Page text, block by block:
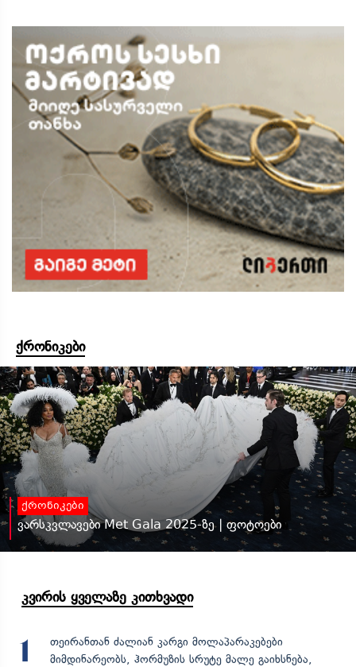
ქრონიკები
ქრონიკები
ვარსკვლავები Met Gala 2025-ზე | ფოტოები
კვირის ყველაზე კითხვადი
1
თეირანთან ძალიან კარგი მოლაპარაკებები
მიმდინარეობს, ჰორმუზის სრუტე მალე გაიხსნება,